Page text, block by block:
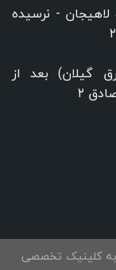
لاهیجان - کیلومتر ۷ جاده لاهیجان - نرسیده
گیلان) بعد از
کلینیک تخصصی